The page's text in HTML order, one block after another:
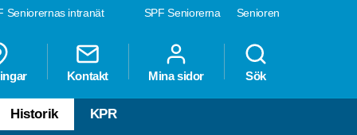
SPF Seniorerna Senioren
Seniorernas intranät
Kontakt Mina sidor Sök
Historik KPR